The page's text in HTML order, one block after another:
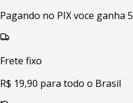
Pagando no PIX voce ganha
Frete fixo
R$ 19,90 para todo o Brasil